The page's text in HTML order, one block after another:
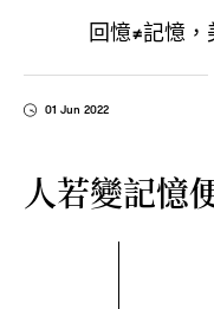
回憶≠記憶 ，
01 Jun 2022
人若變記憶